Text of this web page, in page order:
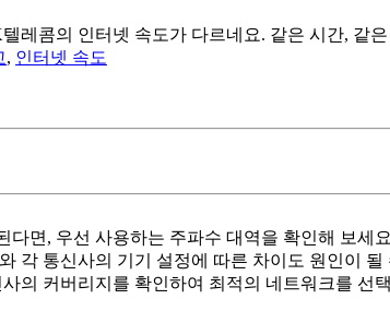
레콤의 인터넷 속도가 다르네요. 같은 시간, 같
, 인터넷 속도
다면, 우선 사용하는 주파수 대역을 확인해 보
각 통신사의 기기 설정에 따른 차이도 원인이
의 커버리지를 확인하여 최적의 네트워크를 선